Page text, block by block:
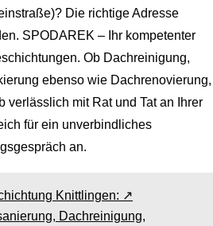
Die richtige Adresse
SPODAREK – Ihr kompetenter
Ob Dachreinigung,
ebenso wie Dachrenovierung,
verlässlich mit Rat und Tat an Ihrer
für ein unverbindliches
an.
Knittlingen: ↗️
Dachreinigung,